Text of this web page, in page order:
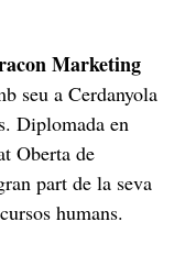
Marketing
seu a Cerdanyola
Diplomada en
Oberta de
part de la seva
humans.